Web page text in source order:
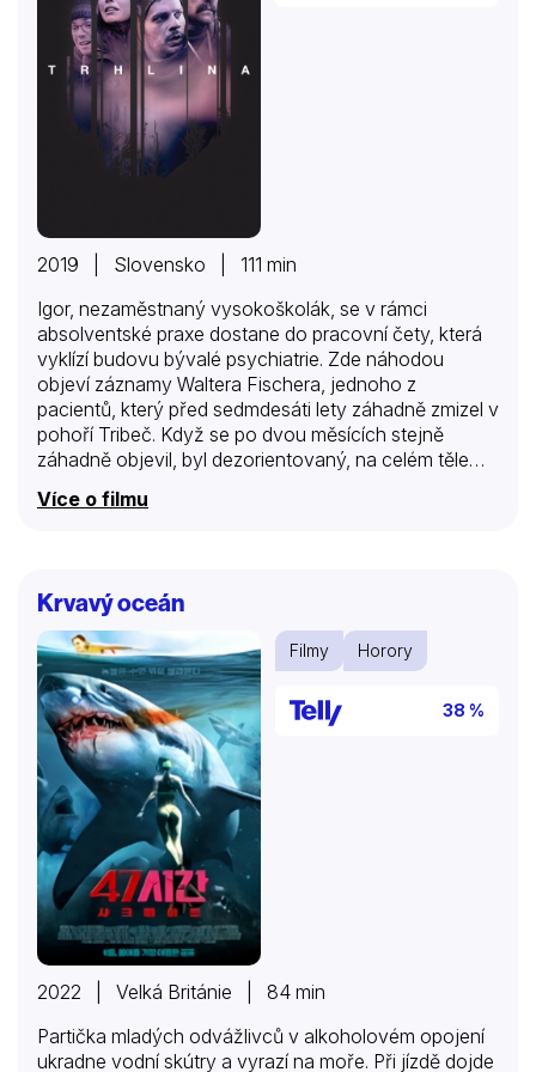
2019 | Slovensko | 111 min
Igor, nezaměstnaný vysokoškolák, se v rámci
absolventské praxe dostane do pracovní čety, která
vyklízí budovu bývalé psychiatrie. Zde náhodou
objeví záznamy Waltera Fischera, jednoho z
pacientů, který před sedmdesáti lety záhadně zmizel v
pohoří Tribeč. Když se po dvou měsících stejně
záhadně objevil, byl dezorientovaný, na celém těle
mu stalo a kde poslední týdny strávil. Ač byl
nebyl ojedinělý. Záznamy o lidech, kteří se v Tribeči
ztratili, sahají až daleko do minulosti. K mnoha z nich
ale došlo relativně nedávno. Proto se Igor spolu se
svou přítelkyní Miou, milovníkem konspiračních
teorií…
Více o filmu
Krvavý oceán
Filmy Horory
38 %
2022 | Velká Británie | 84 min
Partička mladých odvážlivců v alkoholovém opojení
ukradne vodní skútry a vyrazí na moře. Při jízdě dojde